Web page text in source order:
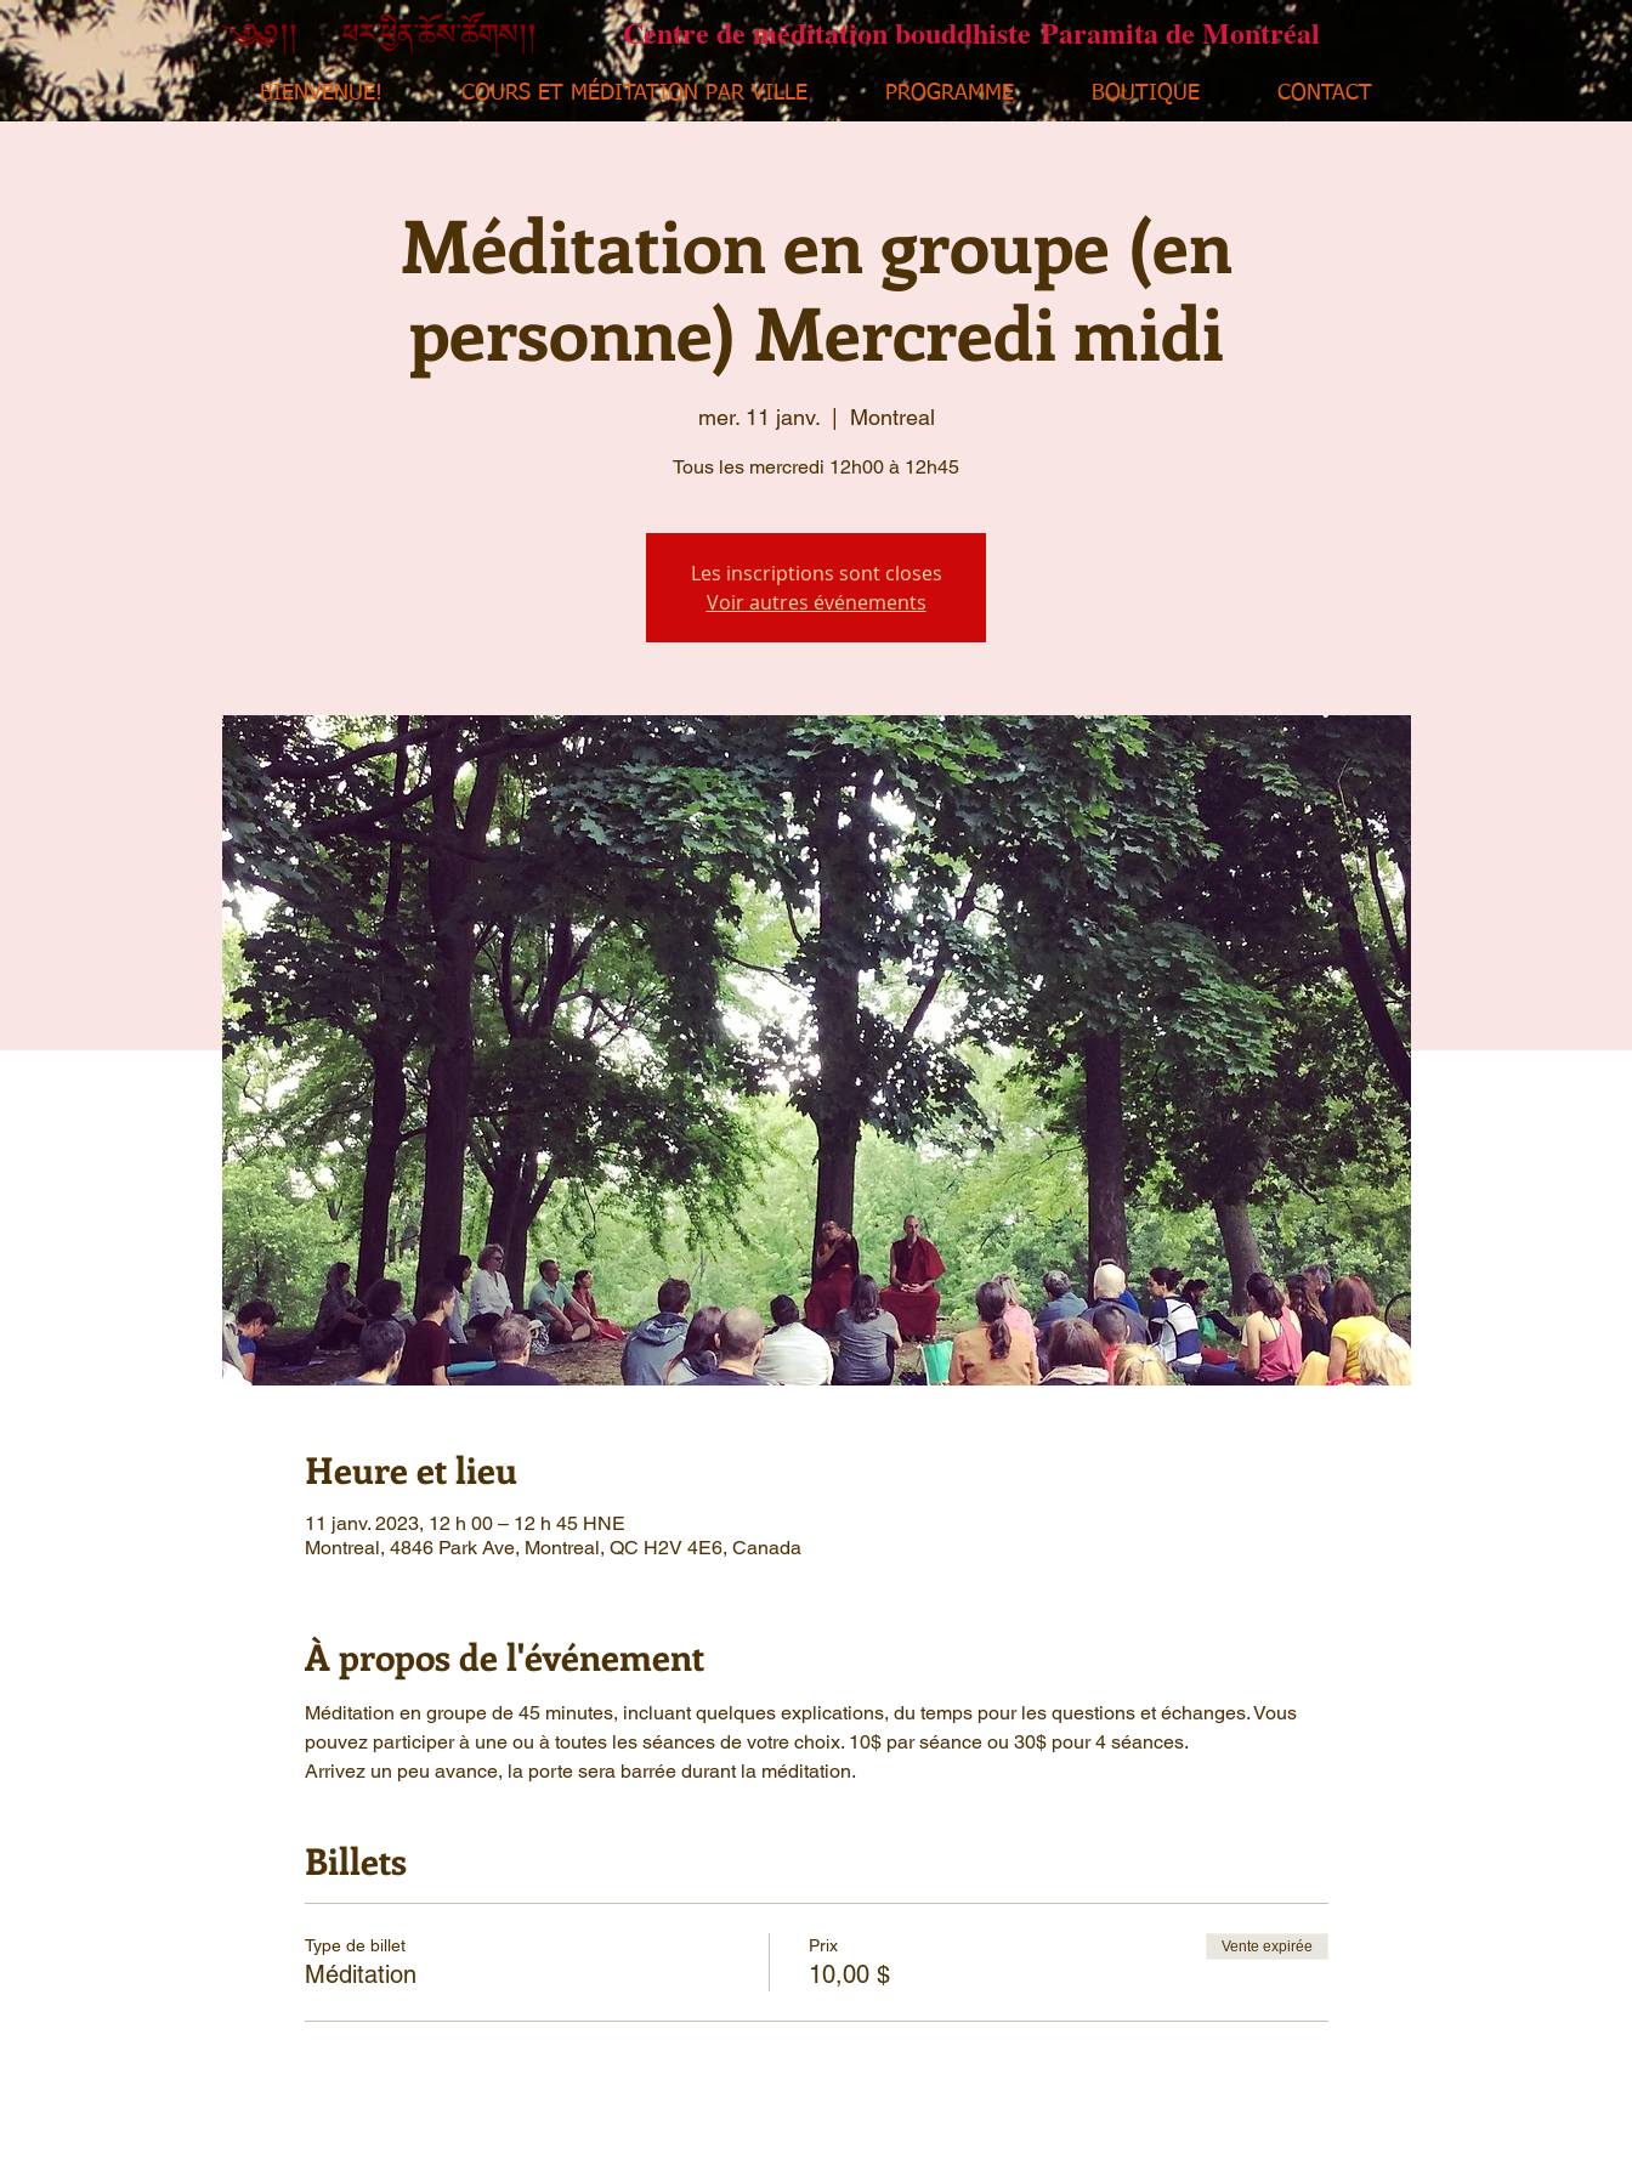
Centre de méditation bouddhiste Paramita de Montréal
BIENVENUE! COURS ET MÉDITATION PAR VILLE PROGRAMME BOUTIQUE CONTACT
Méditation en groupe (en
personne) Mercredi midi
mer. 11 janv.
  |
Montreal
Tous les mercredi 12h00 à 12h45
Les inscriptions sont closes
Voir autres événements
Heure et lieu
11 janv. 2023, 12 h 00 – 12 h 45 HNE
Montreal, 4846 Park Ave, Montreal, QC H2V 4E6, Canada
À propos de l'événement
Méditation en groupe de 45 minutes, incluant quelques explications, du temps pour les questions et échanges. Vous
pouvez participer à une ou à toutes les séances de votre choix. 10$ par séance ou 30$ pour 4 séances.
Arrivez un peu avance, la porte sera barrée durant la méditation.
Billets
Type de billet
Méditation
Prix
10,00 $
Vente expirée